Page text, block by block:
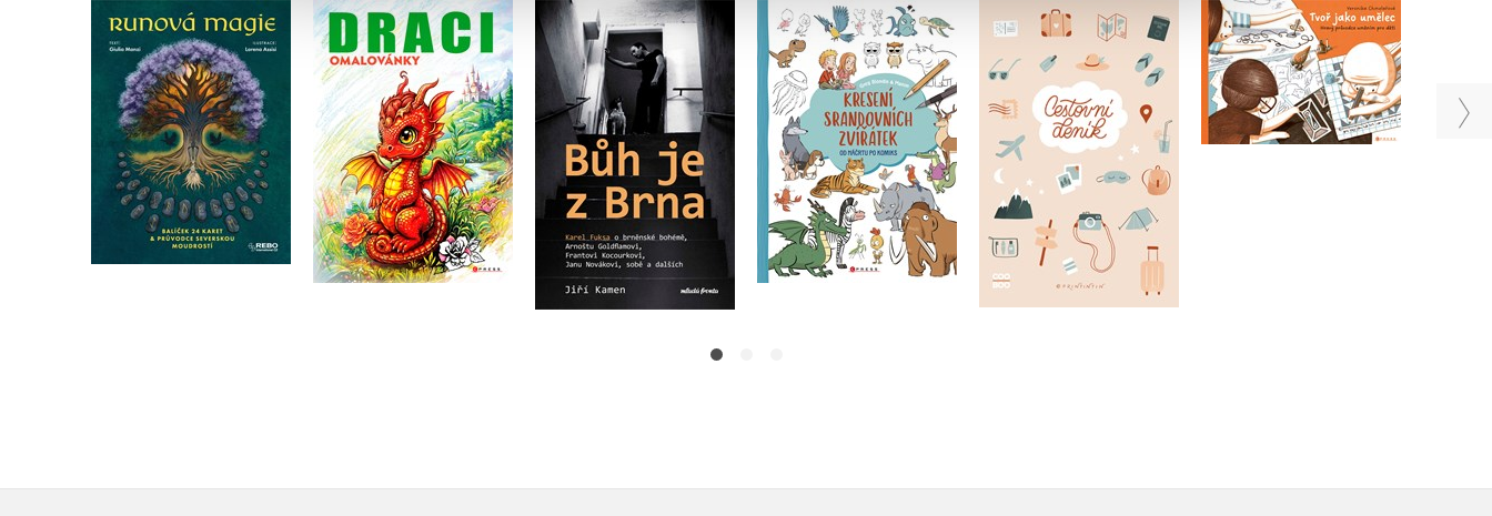
Runová magie
Giulia Manzi
Do košíku
399 Kč
319 Kč
Omalovánky – Draci
Michaela Bystrá
Radvanová
Do košíku
249 Kč
199 Kč
Bůh je z Brna
Jiří Kamen
Karel Fuksa
Do košíku
399 Kč
319 Kč
Kreslení srandovních
zvířátek
Kolektiv
Do košíku
249 Kč
199 Kč
Cestovní deník
printintin
Do košíku
349 Kč
279 Kč
Tvoř jako umělec
Veronika Chmelařová